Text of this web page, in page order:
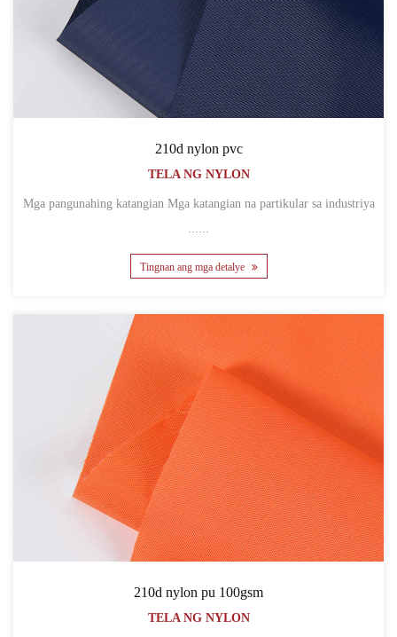
210d nylon pvc
TELA NG NYLON
Mga pangunahing katangian Mga katangian na partikular sa industriya
Tingnan ang mga detalye
210d nylon pu 100gsm
TELA NG NYLON